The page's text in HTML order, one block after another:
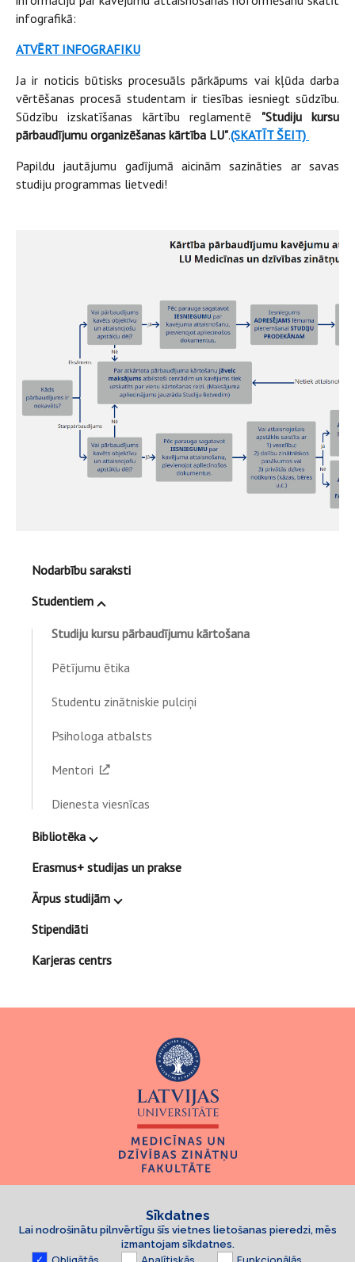
infografikā:
ATVĒRT INFOGRAFIKU
Ja ir noticis būtisks procesuāls pārkāpums vai kļūda darba
vērtēšanas procesā studentam ir tiesības iesniegt sūdzību.
Sūdzību izskatīšanas kārtību reglamentē "Studiju kursu
pārbaudījumu organizēšanas kārtība LU".(SKATĪT ŠEIT)
Papildu jautājumu gadījumā aicinām sazināties ar savas
studiju programmas lietvedi!
Nodarbību saraksti
Studentiem
Studiju kursu pārbaudījumu kārtošana
Pētījumu ētika
Studentu zinātniskie pulciņi
Psihologa atbalsts
Mentori
Dienesta viesnīcas
Bibliotēka
Erasmus+ studijas un prakse
Ārpus studijām
Stipendiāti
Karjeras centrs
Sīkdatnes
Lai nodrošinātu pilnvērtīgu šīs vietnes lietošanas pieredzi, mēs
izmantojam sīkdatnes.